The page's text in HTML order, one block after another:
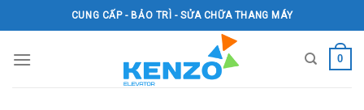
to
CUNG CẤP - BẢO TRÌ - SỬA CHỮA THANG MÁY
0